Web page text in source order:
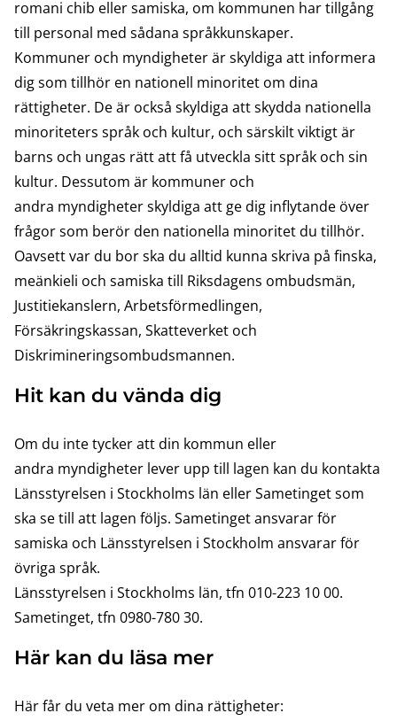
romani chib eller samiska, om kommunen har tillgång
till personal med sådana språkkunskaper.
Kommuner och myndigheter är skyldiga att informera
dig som tillhör en nationell minoritet om dina
rättigheter. De är också skyldiga att skydda nationella
minoriteters språk och kultur, och särskilt viktigt är
barns och ungas rätt att få utveckla sitt språk och sin
kultur. Dessutom är kommuner och
andra myndigheter skyldiga att ge dig inflytande över
frågor som berör den nationella minoritet du tillhör.
Oavsett var du bor ska du alltid kunna skriva på finska,
meänkieli och samiska till Riksdagens ombudsmän,
Justitiekanslern, Arbetsförmedlingen,
Försäkringskassan, Skatteverket och
Diskrimineringsombudsmannen.
Hit kan du vända dig
Om du inte tycker att din kommun eller
andra myndigheter lever upp till lagen kan du kontakta
Länsstyrelsen i Stockholms län eller Sametinget som
ska se till att lagen följs. Sametinget ansvarar för
samiska och Länsstyrelsen i Stockholm ansvarar för
övriga språk.
Länsstyrelsen i Stockholms län, tfn 010-223 10 00.
Sametinget, tfn 0980-780 30.
Här kan du läsa mer
Här får du veta mer om dina rättigheter: